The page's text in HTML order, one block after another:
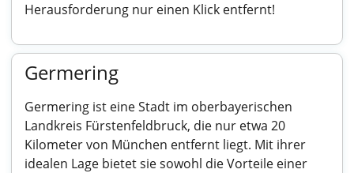
Herausforderung nur einen Klick entfernt!
Germering
Germering ist eine Stadt im oberbayerischen
Landkreis Fürstenfeldbruck, die nur etwa 20
Kilometer von München entfernt liegt. Mit ihrer
idealen Lage bietet sie sowohl die Vorteile einer